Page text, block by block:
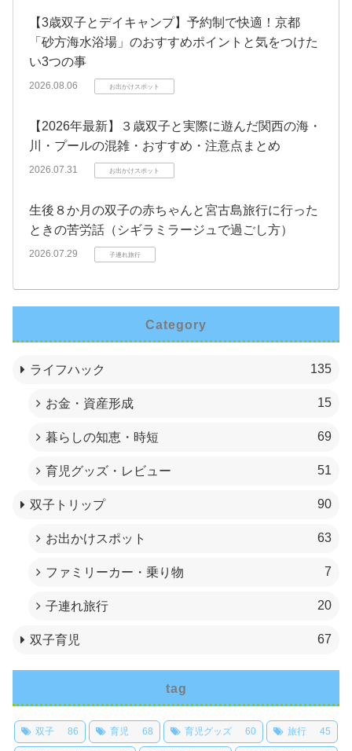
【3歳双子とデイキャンプ】予約制で快適！京都
「砂方海水浴場」のおすすめポイントと気をつけた
い3つの事
2026.08.06 お出かけスポット
【2026年最新】３歳双子と実際に遊んだ関西の海・
川・プールの混雑・おすすめ・注意点まとめ
2026.07.31 お出かけスポット
生後８か月の双子の赤ちゃんと宮古島旅行に行った
ときの苦労話（シギラミラージュで過ごし方）
2026.07.29 子連れ旅行
Category
ライフハック 135
お金・資産形成 15
暮らしの知恵・時短 69
育児グッズ・レビュー 51
双子トリップ 90
お出かけスポット 63
ファミリーカー・乗り物 7
子連れ旅行 20
双子育児 67
tag
双子 86 育児 68 育児グッズ 60 旅行 45